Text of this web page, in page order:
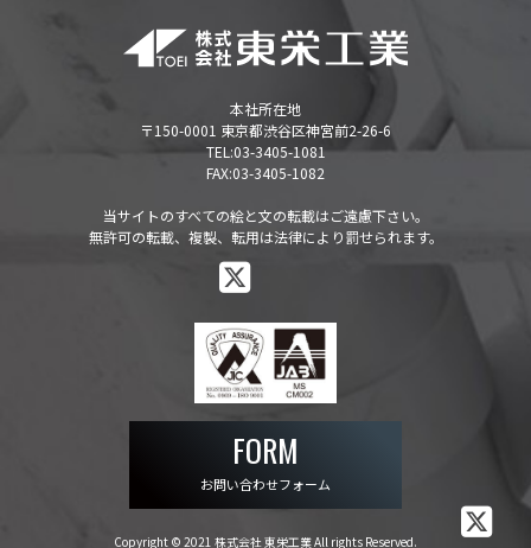
本社所在地
〒150-0001 東京都渋谷区神宮前2-26-6
TEL:03-3405-1081
FAX:03-3405-1082
当サイトのすべての絵と文の転載はご遠慮下さい。
無許可の転載、複製、転用は法律により罰せられます。
FORM
お問い合わせフォーム
Copyright © 2021 株式会社 東栄工業 All rights Reserved.